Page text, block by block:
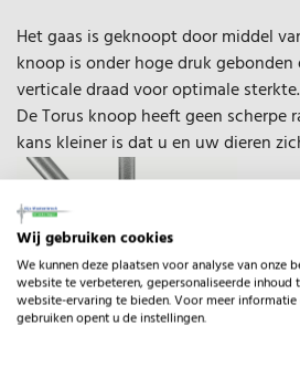
Het gaas is geknoopt door middel
knoop is onder hoge druk
verticale draad voor optimale sterkte.
De Torus knoop heeft geen scherpe
kans kleiner is dat u en uw dieren
Wij gebruiken cookies
We kunnen deze plaatsen voor analyse van onze
website te verbeteren, gepersonaliseerde
website-ervaring te bieden. Voor meer
gebruiken opent u de instellingen.